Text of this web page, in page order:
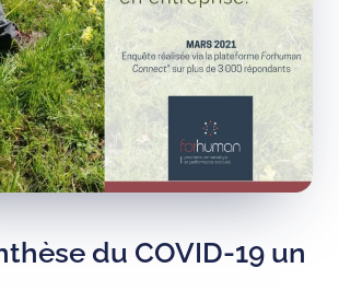
du COVID-19 un